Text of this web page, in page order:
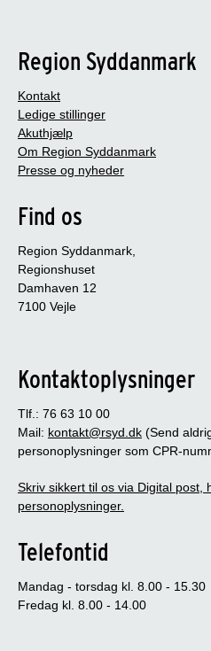
Region Syddanmark
Kontakt
Ledige stillinger
Akuthjælp
Om Region Syddanmark
Presse og nyheder
Find os
Region Syddanmark,
Regionshuset
Damhaven 12
7100 Vejle
Kontaktoplysninger
Tlf.: 76 63 10 00
Mail: kontakt@rsyd.dk (Send
personoplysninger som CPR-
Skriv sikkert til os via Digital post,
personoplysninger.
Telefontid
Mandag - torsdag kl. 8.00 - 15.30
Fredag kl. 8.00 - 14.00